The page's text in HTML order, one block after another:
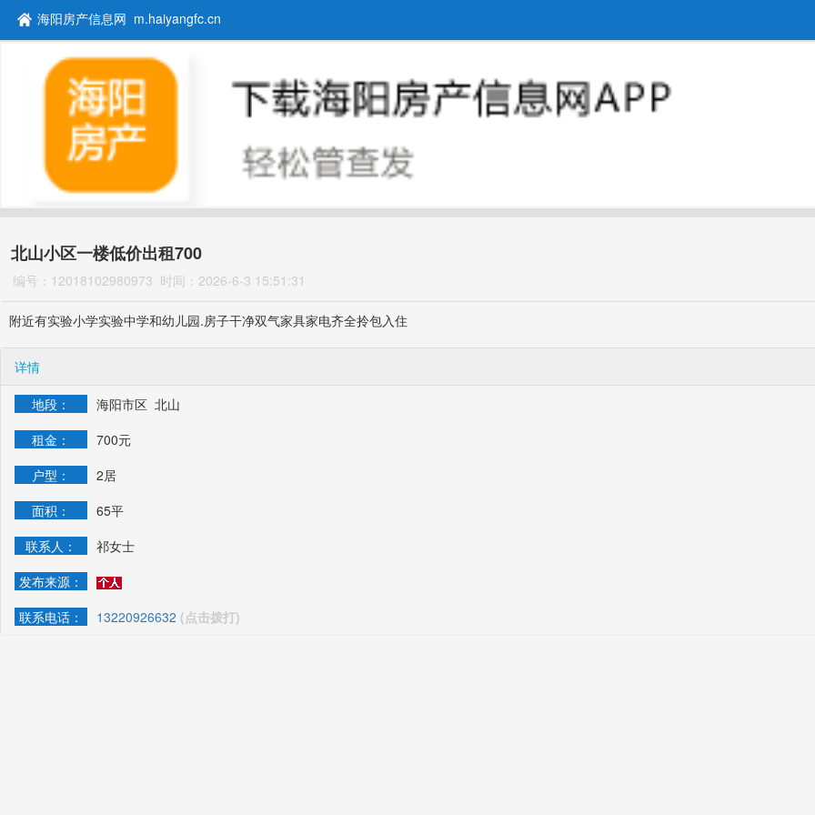
海阳房产信息网 m.haiyangfc.cn
北山小区一楼低价出租700
编号：12018102980973 时间：2026-6-3 15:51:31
附近有实验小学实验中学和幼儿园.房子干净双气家具家电齐全拎包入住
详情
地段：
海阳市区 北山
租金：
700元
户型：
2居
面积：
65平
联系人：
祁女士
发布来源：
联系电话：
13220926632 (点击拨打)